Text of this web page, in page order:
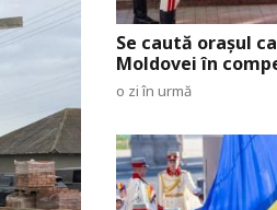
Se caută orașul
Moldovei în
o zi în urmă